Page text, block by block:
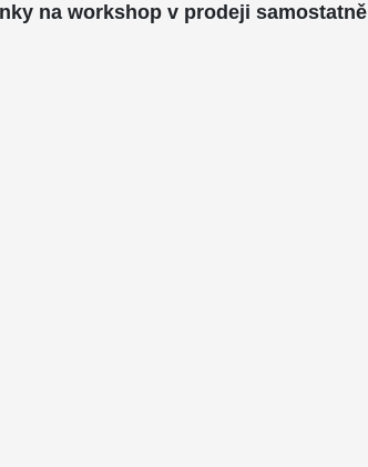
na workshop v prodeji samostatně